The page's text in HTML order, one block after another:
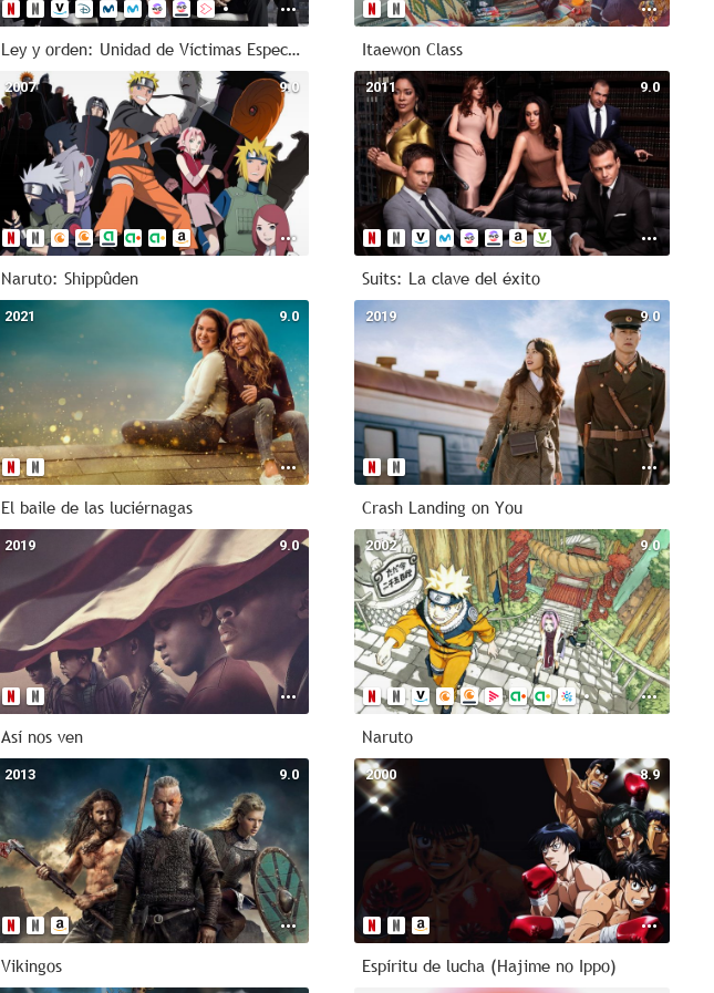
Ley y orden: Unidad de Víctimas Especiales Itaewon Class
9.0
2007
Naruto: Shippûden
9.0
2011
Suits: La clave del éxito
9.0
2021
El baile de las luciérnagas
9.0
2019
Crash Landing on You
9.0
2019
Así nos ven
9.0
2002
Naruto
9.0
2013
Vikingos
8.9
2000
Espíritu de lucha (Hajime no Ippo)